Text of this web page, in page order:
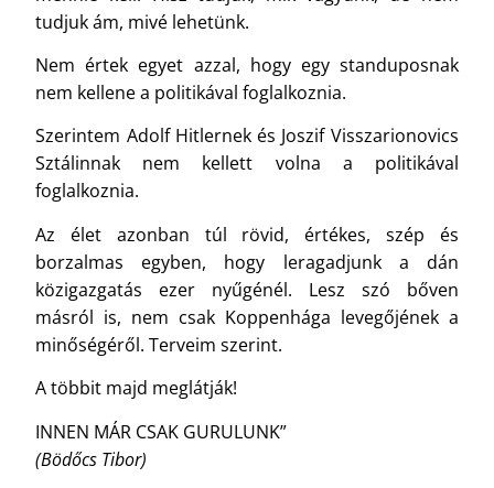
tudjuk ám, mivé lehetünk.
Nem értek egyet azzal, hogy egy standuposnak
nem kellene a politikával foglalkoznia.
Szerintem Adolf Hitlernek és Joszif Visszarionovics
Sztálinnak nem kellett volna a politikával
foglalkoznia.
Az élet azonban túl rövid, értékes, szép és
borzalmas egyben, hogy leragadjunk a dán
közigazgatás ezer nyűgénél. Lesz szó bőven
másról is, nem csak Koppenhága levegőjének a
minőségéről. Terveim szerint.
A többit majd meglátják!
INNEN MÁR CSAK GURULUNK”
(Bödőcs Tibor)